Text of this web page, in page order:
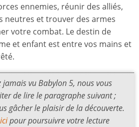
ennemies, réunir des alliés,
neutres et trouver des armes
votre combat. Le destin de
et enfant est entre vos mains et
jamais vuBabylon 5, nous vous
de lire le paragraphe suivant ;
gâcher le plaisir de la découverte.
icipour poursuivre votre lecture